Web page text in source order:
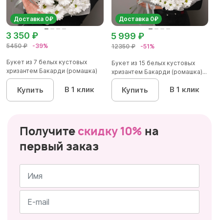
Доставка 0₽
5450 ₽ -39%
3 350 ₽
Букет из 7 белых кустовых
хризантем Бакарди (ромашка)
в...
Купить В 1 клик
Доставка 0₽
12350 ₽ -51%
5 999 ₽
Букет из 15 белых кустовых
хризантем Бакарди (ромашка)...
Купить В 1 клик
Получите скидку 10% на
первый заказ
Имя